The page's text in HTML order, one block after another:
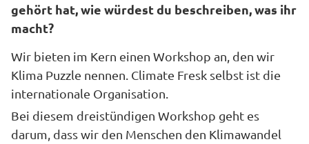
gehört hat, wie würdest du beschreiben, was ihr
macht?
Wir bieten im Kern einen Workshop an, den wir
Klima Puzzle nennen. Climate Fresk selbst ist die
internationale Organisation.
Bei diesem dreistündigen Workshop geht es
darum, dass wir den Menschen den Klimawandel